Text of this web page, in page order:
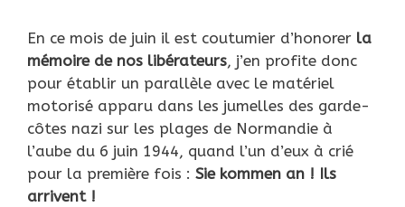
En ce mois de juin il est coutumier d’honorer la
mémoire de nos libérateurs, j’en profite donc
pour établir un parallèle avec le matériel
motorisé apparu dans les jumelles des garde-
côtes nazi sur les plages de Normandie à
l’aube du 6 juin 1944, quand l’un d’eux à crié
pour la première fois : Sie kommen an ! Ils
arrivent !